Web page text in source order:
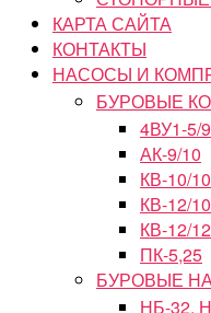
КАРТА САЙТА
КОНТАКТЫ
НАСОСЫ И
БУРОВЫЕ
4ВУ1-5/9
АК-9/10
КВ-10/10
КВ-12/10
КВ-12/12
ПК-5,25
БУРОВЫЕ
НБ-32,